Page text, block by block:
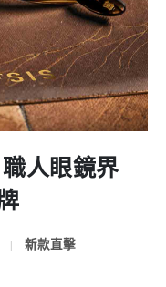
人眼鏡界
新款直擊